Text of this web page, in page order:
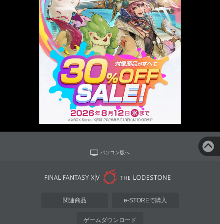
パソコン版へ
関連商品 e-STOREで購入
ゲームダウンロード